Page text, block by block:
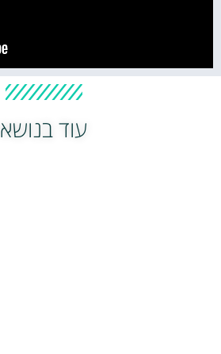
עוד בנושא